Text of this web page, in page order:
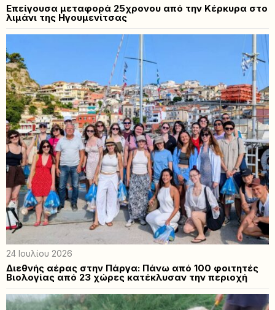
Επείγουσα μεταφορά 25χρονου από την Κέρκυρα στο
λιμάνι της Ηγουμενίτσας
24 Ιουλίου 2026
Διεθνής αέρας στην Πάργα: Πάνω από 100 φοιτητές
Βιολογίας από 23 χώρες κατέκλυσαν την περιοχή